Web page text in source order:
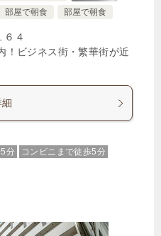
部屋で朝食 部屋で朝食
４
！ビジネス街・繁華街が近
分
コンビニまで徒歩5分